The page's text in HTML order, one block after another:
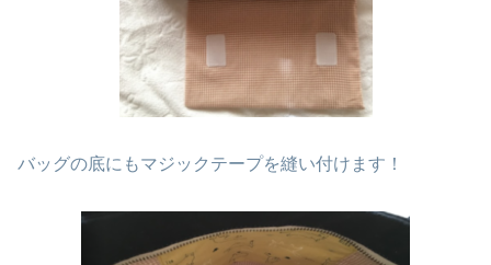
バッグの底にもマジックテープを縫い付けます！